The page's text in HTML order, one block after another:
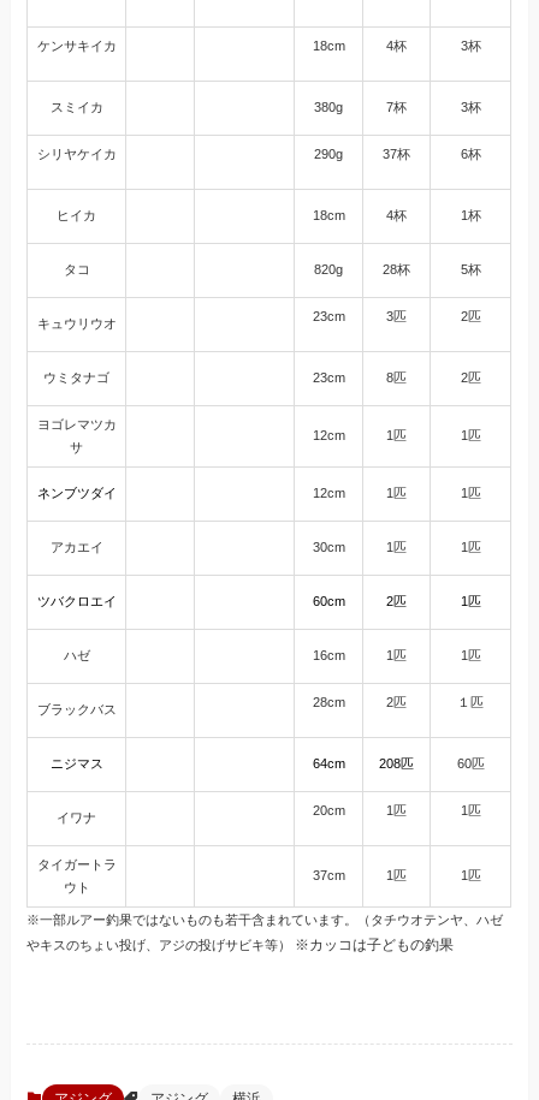
ケンサキイカ 18cm 4杯 3杯
スミイカ 380g 7杯 3杯
シリヤケイカ 290g 37杯 6杯
ヒイカ 18cm 4杯 1杯
タコ 820g 28杯 5杯
キュウリウオ 23cm 3匹 2匹
ウミタナゴ 23cm 8匹 2匹
ヨゴレマツカ
サ
12cm 1匹 1匹
ネンブツダイ 12cm 1匹 1匹
アカエイ 30cm 1匹 1匹
ツバクロエイ 60cm 2匹 1匹
ハゼ 16cm 1匹 1匹
ブラックバス 28cm 2匹 １匹
ニジマス 64cm 208匹 60匹
イワナ 20cm 1匹 1匹
タイガートラ
ウト
37cm 1匹 1匹
※一部ルアー釣果ではないものも若干含まれています。（タチウオテンヤ、ハゼ
やキスのちょい投げ、アジの投げサビキ等） ※カッコは子どもの釣果